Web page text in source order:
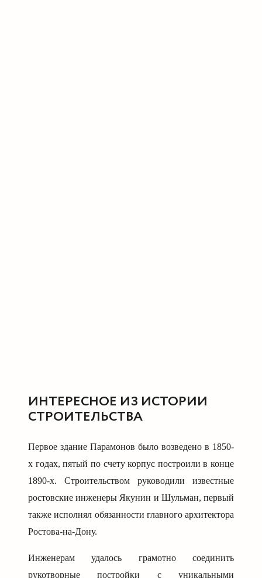
ИНТЕРЕСНОЕ ИЗ ИСТОРИИ
СТРОИТЕЛЬСТВА
Первое здание Парамонов было возведено в 1850-
х годах, пятый по счету корпус построили в конце
1890-х. Строительством руководили известные
ростовские инженеры Якунин и Шульман, первый
также исполнял обязанности главного архитектора
Ростова-на-Дону.
Инженерам удалось грамотно соединить
рукотворные постройки с уникальными